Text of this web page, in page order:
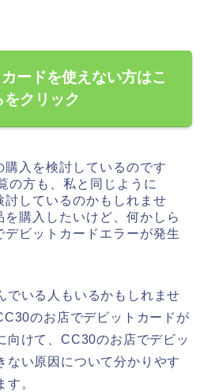
ードを使えない方はこ
をクリック
入を検討しているのです
の方も、私と同じように
しているのかもしれませ
購入したいけど、何かしら
ビットカードエラーが発生
でいる人もいるかもしれませ
のお店でデビットカードが
向けて、CC30のお店でデビッ
ない原因について分かりやす
す。